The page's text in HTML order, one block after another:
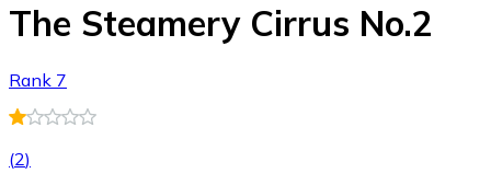
The Steamery Cirrus No.2
Rank 7
(2)